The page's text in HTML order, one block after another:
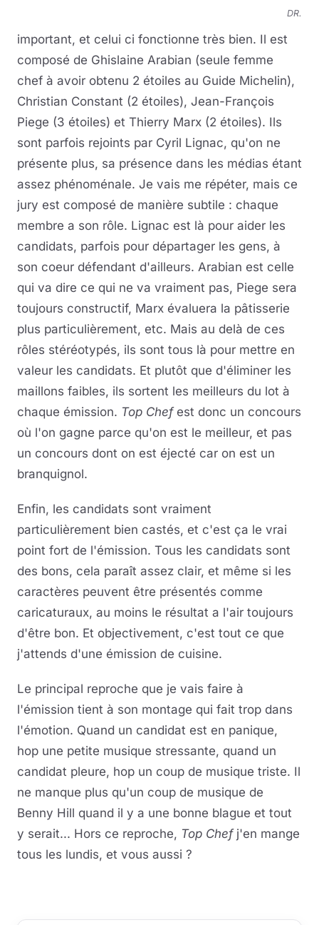
DR.
important, et celui ci fonctionne très bien. Il est
composé de Ghislaine Arabian (seule femme
chef à avoir obtenu 2 étoiles au Guide Michelin),
Christian Constant (2 étoiles), Jean-François
Piege (3 étoiles) et Thierry Marx (2 étoiles). Ils
sont parfois rejoints par Cyril Lignac, qu'on ne
présente plus, sa présence dans les médias étant
assez phénoménale. Je vais me répéter, mais ce
jury est composé de manière subtile : chaque
membre a son rôle. Lignac est là pour aider les
candidats, parfois pour départager les gens, à
son coeur défendant d'ailleurs. Arabian est celle
qui va dire ce qui ne va vraiment pas, Piege sera
toujours constructif, Marx évaluera la pâtisserie
plus particulièrement, etc. Mais au delà de ces
rôles stéréotypés, ils sont tous là pour mettre en
valeur les candidats. Et plutôt que d'éliminer les
maillons faibles, ils sortent les meilleurs du lot à
chaque émission. Top Chefest donc un concours
où l'on gagne parce qu'on est le meilleur, et pas
un concours dont on est éjecté car on est un
branquignol.
Enfin, les candidats sont vraiment
particulièrement bien castés, et c'est ça le vrai
point fort de l'émission. Tous les candidats sont
des bons, cela paraît assez clair, et même si les
caractères peuvent être présentés comme
caricaturaux, au moins le résultat a l'air toujours
d'être bon. Et objectivement, c'est tout ce que
j'attends d'une émission de cuisine.
Le principal reproche que je vais faire à
l'émission tient à son montage qui fait trop dans
l'émotion. Quand un candidat est en panique,
hop une petite musique stressante, quand un
candidat pleure, hop un coup de musique triste. Il
ne manque plus qu'un coup de musique de
Benny Hill quand il y a une bonne blague et tout
y serait... Hors ce reproche, Top Chefj'en mange
tous les lundis, et vous aussi ?